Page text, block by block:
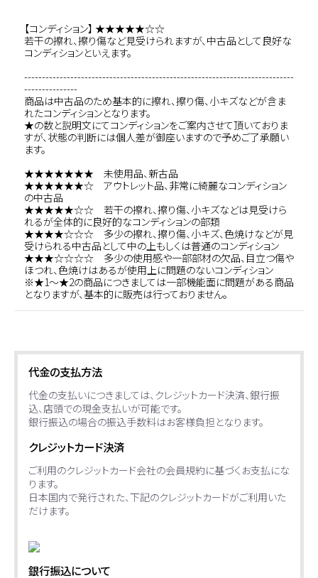
【コンディション】 ★★★★★☆☆
若干の擦れ、擦り傷など見受けられますが、中古品として良好な
コンディションといえます。
----------------------------------------------------------------------------
---------------
商品は中古品のため基本的に擦れ、擦り傷、小キズなどが含ま
れたコンディションとなります。
★の数と説明文にてコンディションをご案内させて頂いておりま
すが、状態の判断には個人差が御座いますので予めご了承願い
ます。
★★★★★★★ 未使用品、新古品
★★★★★★☆ アウトレット品、非常に綺麗なコンディション
の中古品
★★★★★☆☆ 若干の擦れ、擦り傷、小キズなどは見受けら
れるが全体的に良好的なコンディションの部類
★★★★☆☆☆ 多少の擦れ、擦り傷、小キズ、色焼けなどが見
受けられる中古品として中の上もしくは普通のコンディション
★★★☆☆☆☆ 多少の使用感や一部部材の欠品、目立つ傷や
ほつれ、色焼けはあるが使用上に問題のないコンディション
※★1～★2の商品につきましては一部機能面に問題がある商品
となりますが、基本的に販売は行っておりません。
代金の支払方法
代金の支払いにつきましては、クレジットカード決済、銀行振
込、店頭での現金支払いが可能です。
銀行振込の場合の振込手数料はお客様負担となります。
クレジットカード決済
ご利用のクレジットカード会社の会員規約に基づくお支払にな
ります。
日本国内で発行された、下記のクレジットカードがご利用いた
だけます。
銀行振込について